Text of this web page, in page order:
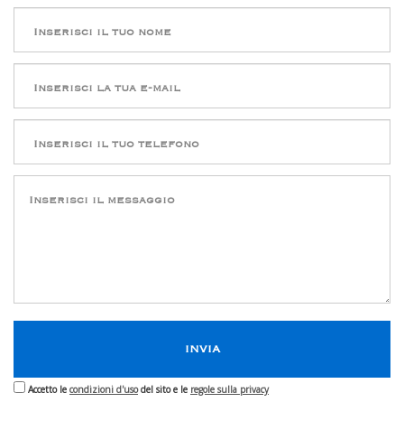
Accetto le condizioni d'usodel sito e le regole sulla privacy